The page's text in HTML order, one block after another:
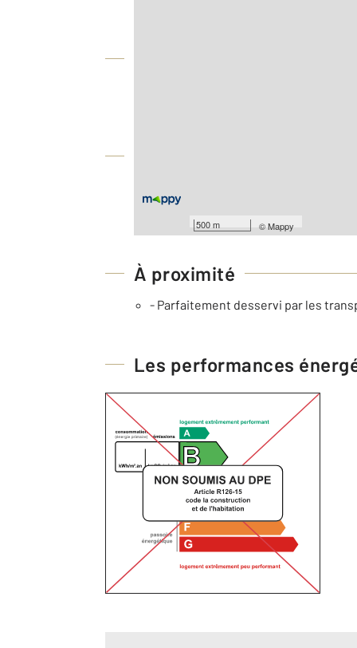
500 m ©Mappy
Barèmes d'honoraires de l'agence
À proximité
- Parfaitement desservi par les
Les performances